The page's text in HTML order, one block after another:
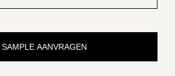
SAMPLE AANVRAGEN